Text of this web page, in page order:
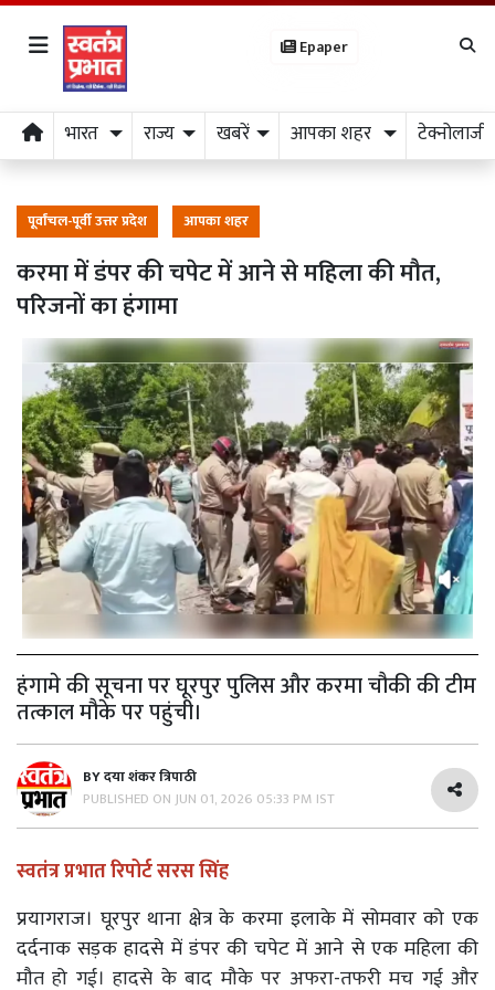
Epaper
भारत राज्य खबरें आपका शहर टेक्नोलाजी
पूर्वांचल-पूर्वी उत्तर प्रदेश आपका शहर
करमा में डंपर की चपेट में आने से महिला की मौत,
परिजनों का हंगामा
हंगामे की सूचना पर घूरपुर पुलिस और करमा चौकी की टीम
तत्काल मौके पर पहुंची।
BYदया शंकर त्रिपाठी
PUBLISHED ONJUN 01, 2026 05:33 PM IST
स्वतंत्र प्रभात रिपोर्ट सरस सिंह
प्रयागराज। घूरपुर थाना क्षेत्र के करमा इलाके में सोमवार को एक
दर्दनाक सड़क हादसे में डंपर की चपेट में आने से एक महिला की
मौत हो गई। हादसे के बाद मौके पर अफरा-तफरी मच गई और